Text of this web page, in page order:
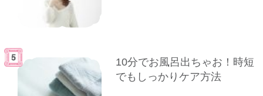
10分でお風呂出ちゃお！時短
でもしっかりケア方法